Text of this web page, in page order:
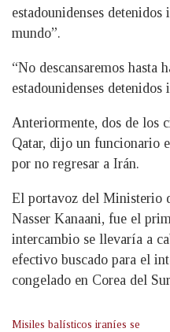
estadounidenses
mundo”.
“No descansaremos hasta
estadounidenses detenidos
Anteriormente, dos de los
Qatar, dijo un funcionario
por no regresar a Irán.
El portavoz del Ministerio
Nasser Kanaani, fue el
intercambio se llevaría a
efectivo buscado para el
congelado en Corea del
Misiles balísticos iraníes se